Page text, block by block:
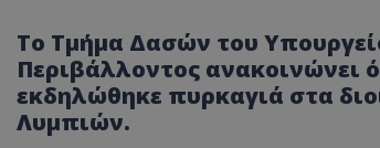
Το Τμήμα Δασών του
Περιβάλλοντος ανακοινώνει
εκδηλώθηκε πυρκαγιά στα
Λυμπιών.